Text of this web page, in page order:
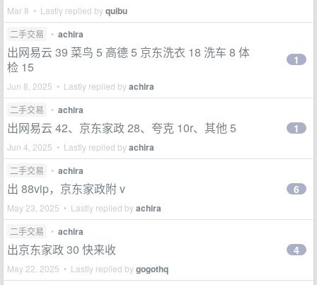
Mar 8 • Lastly replied byquibu
二手交易 • achira
出网易云 39 菜鸟 5 高德 5 京东洗衣 18 洗车 8 体
检 15
Jun 8, 2025 • Lastly replied byachira
1
二手交易 • achira
出网易云 42、京东家政 28、夸克 10r、其他 5
Jun 4, 2025 • Lastly replied byachira
1
二手交易 • achira
出 88vip，京东家政附 v
May 23, 2025 • Lastly replied byachira
6
二手交易 • achira
出京东家政 30 快来收
May 22, 2025 • Lastly replied bygogothq
4